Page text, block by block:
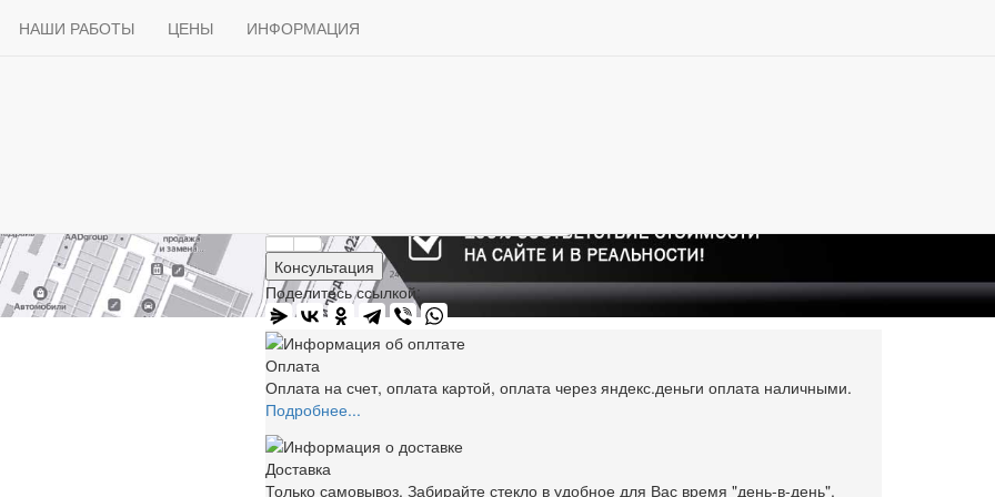
Доставка Способы оплаты Статьи Контакты
НАШИ РАБОТЫ ЦЕНЫ
ИНФОРМАЦИЯ
Консультация
Поделитесь ссылкой:
Оплата
Оплата на счет, оплата картой, оплата через яндекс.деньги оплата наличными.
Подробнее...
Доставка
Только самовывоз. Забирайте стекло в удобное для Вас время "день-в-день",